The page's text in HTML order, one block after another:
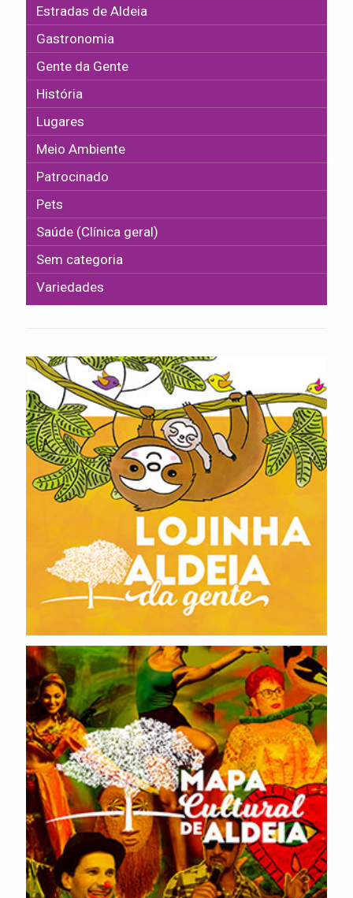
Estradas de Aldeia
Gastronomia
Gente da Gente
História
Lugares
Meio Ambiente
Patrocinado
Pets
Saúde (Clínica geral)
Sem categoria
Variedades